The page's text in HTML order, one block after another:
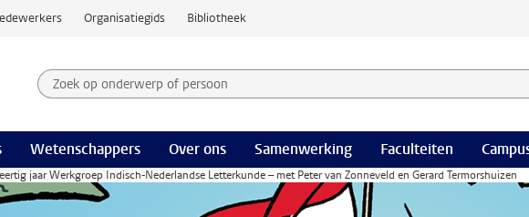
Organisatiegids Bibliotheek
Zoek op onderwerp of persoon en selecteer categorie
Zoekterm
Wetenschappers Over ons Samenwerking Faculteiten
jaar Werkgroep Indisch-Nederlandse Letterkunde – met Peter van Zonneveld en Gerard Termorshuizen